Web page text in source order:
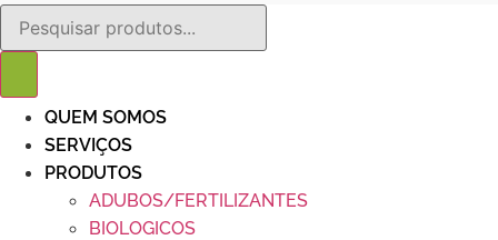
Pesquisar
produtos
QUEM SOMOS
SERVIÇOS
PRODUTOS
ADUBOS/FERTILIZANTES
BIOLOGICOS